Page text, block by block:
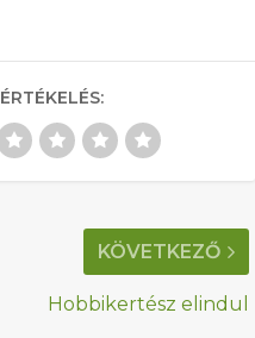
ÉRTÉKELÉS:
KÖVETKEZŐ
Hobbikertész elindul